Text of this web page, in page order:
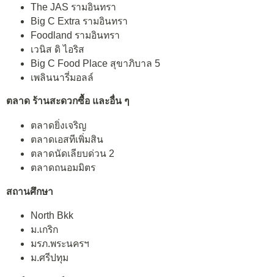
The JAS รามอินทรา
Big C Extra รามอินทรา
Foodland รามอินทรา
เวนิส ดิ ไอริส
Big C Food Place สุขาภิบาล 5
เพลินนารี่มอลล์
ตลาด ร้านสะดวกซื้อ และอื่น ๆ
ตลาดยิ่งเจริญ
ตลาดเอสทีเพิ่มสิน
ตลาดนัดเลียบด่วน 2
ตลาดถนอมมิตร
สถานศึกษา
North Bkk
ม.เกริก
มรภ.พระนครฯ
ม.ศรีปทุม